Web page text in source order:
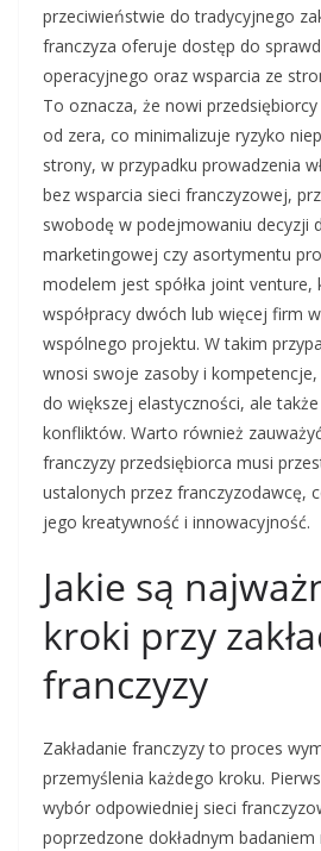
przeciwieństwie do tradycyjnego
franczyza oferuje dostęp do
operacyjnego oraz wsparcia ze
To oznacza, że nowi
od zera, co minimalizuje ryzyko
strony, w przypadku prowadzenia
bez wsparcia sieci franczyzowej,
swobodę w podejmowaniu decyzji
marketingowej czy asortymentu
modelem jest spółka joint venture,
współpracy dwóch lub więcej firm
wspólnego projektu. W takim
wnosi swoje zasoby i
do większej elastyczności, ale
konfliktów. Warto również
franczyzy przedsiębiorca musi
ustalonych przez franczyzodawcę,
jego kreatywność i innowacyjność.
Jakie są
kroki przy
franczyzy
Zakładanie franczyzy to proces
przemyślenia każdego kroku.
wybór odpowiedniej sieci
poprzedzone dokładnym